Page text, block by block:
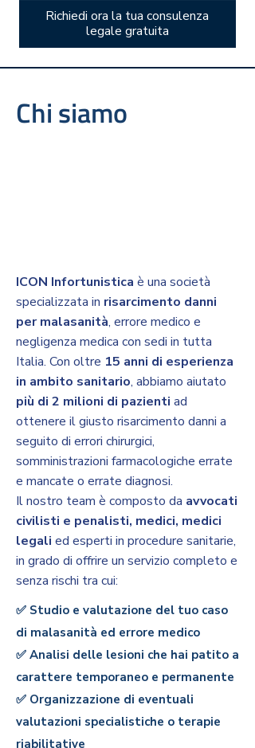
Richiedi ora la tua consulenza
legale gratuita
Chi siamo
ICON Infortunistica è una società
specializzata in risarcimento danni
per malasanità, errore medico e
negligenza medica con sedi in tutta
Italia. Con oltre 15 anni di esperienza
in ambito sanitario, abbiamo aiutato
più di 2 milioni di pazienti ad
ottenere il giusto risarcimento danni a
seguito di errori chirurgici,
somministrazioni farmacologiche errate
e mancate o errate diagnosi.
Il nostro team è composto da avvocati
civilisti e penalisti, medici, medici
legali ed esperti in procedure sanitarie,
in grado di offrire un servizio completo e
senza rischi tra cui:
✅ Studio e valutazione del tuo caso
di malasanità ed errore medico
✅ Analisi delle lesioni che hai patito a
carattere temporaneo e permanente
✅ Organizzazione di eventuali
valutazioni specialistiche o terapie
riabilitative